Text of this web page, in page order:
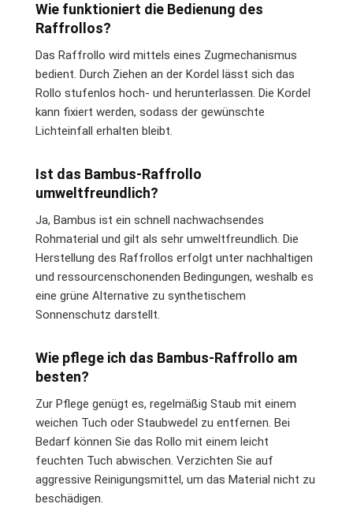
Wie funktioniert die Bedienung des
Raffrollos?
Das Raffrollo wird mittels eines Zugmechanismus
bedient. Durch Ziehen an der Kordel lässt sich das
Rollo stufenlos hoch- und herunterlassen. Die Kordel
kann fixiert werden, sodass der gewünschte
Lichteinfall erhalten bleibt.
Ist das Bambus-Raffrollo
umweltfreundlich?
Ja, Bambus ist ein schnell nachwachsendes
Rohmaterial und gilt als sehr umweltfreundlich. Die
Herstellung des Raffrollos erfolgt unter nachhaltigen
und ressourcenschonenden Bedingungen, weshalb es
eine grüne Alternative zu synthetischem
Sonnenschutz darstellt.
Wie pflege ich das Bambus-Raffrollo am
besten?
Zur Pflege genügt es, regelmäßig Staub mit einem
weichen Tuch oder Staubwedel zu entfernen. Bei
Bedarf können Sie das Rollo mit einem leicht
feuchten Tuch abwischen. Verzichten Sie auf
aggressive Reinigungsmittel, um das Material nicht zu
beschädigen.